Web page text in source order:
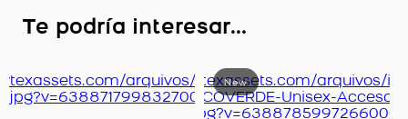
Te podría interesar...